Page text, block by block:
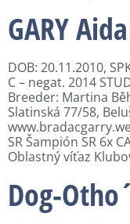
GARY
DOB: 20.11.2010,
C – negat. 2014
Breeder: Martina
Slatinská 77/58,
SR Šampión SR 6x
Oblastný víťaz
Dog-